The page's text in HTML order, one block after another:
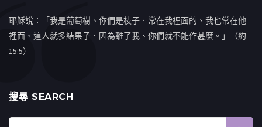
耶穌說：「我是葡萄樹、你們是枝子．常在我裡面的、我也常在他
裡面、這人就多結果子．因為離了我、你們就不能作甚麼。」（約
15:5）
搜㝷 SEARCH